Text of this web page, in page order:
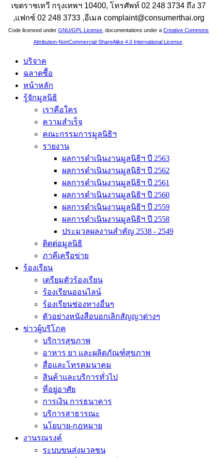
เขตราชเทวี กรุงเทพฯ 10400, โทรศัพท์ 02 248 3734 ถึง 37
,แฟกซ์ 02 248 3733 ,อีเมล complaint@consumerthai.org
Code licensed under GNU/GPL License, documentations under a Creative Commons
Attribution-NonCommercial-ShareAlike 4.0 International License.
บริจาค
ฉลาดซื้อ
หน้าหลัก
รู้จักมูลนิธิ
เราคือใคร
ความสำเร็จ
คณะกรรมการมูลนิธิฯ
รายงาน
ผลการดำเนินงานมูลนิธิฯ ปี 2563
ผลการดำเนินงานมูลนิธิฯ ปี 2562
ผลการดำเนินงานมูลนิธิฯ ปี 2561
ผลการดำเนินงานมูลนิธิฯ ปี 2560
ผลการดำเนินงานมูลนิธิฯ ปี 2559
ผลการดำเนินงานมูลนิธิฯ ปี 2558
ประมวลผลงานสำคัญ 2538 - 2549
ติดต่อมูลนิธิ
ภาคีเครือข่าย
ร้องเรียน
เตรียมตัวร้องเรียน
ร้องเรียนออนไลน์
ร้องเรียนช่องทางอื่นๆ
ตัวอย่างหนังสือบอกเลิกสัญญาต่างๆ
ข่าวผู้บริโภค
บริการสุขภาพ
อาหาร ยา และผลิตภัณฑ์สุขภาพ
สื่อและโทรคมนาคม
สินค้าและบริการทั่วไป
ที่อยู่อาศัย
การเงิน การธนาคาร
บริการสาธารณะ
นโยบาย-กฎหมาย
งานรณรงค์
ระบบขนส่งมวลชน